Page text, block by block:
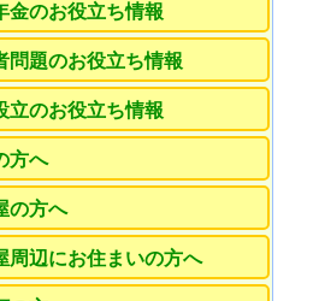
金のお役立ち情報
問題のお役立ち情報
立のお役立ち情報
方へ
の方へ
周辺にお住まいの方へ